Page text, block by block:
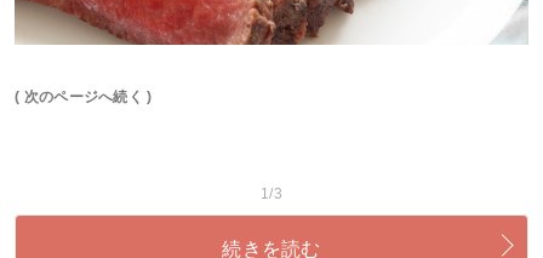
( 次のページへ続く )
1/3
続きを読む